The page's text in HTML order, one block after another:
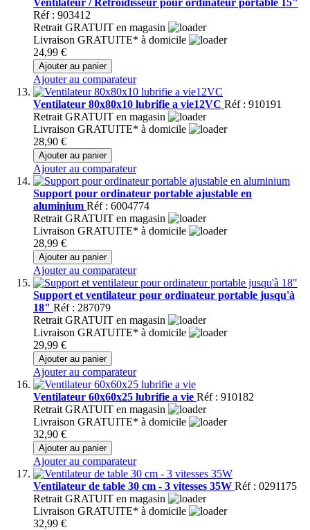
Réf : 903412
Retrait GRATUIT en magasin
Livraison GRATUITE* à domicile
24,99 €
Ajouter au panier
Ajouter au comparateur
Ventilateur 80x80x10 lubrifie a vie12VC Réf : 910191
Retrait GRATUIT en magasin
Livraison GRATUITE* à domicile
28,90 €
Ajouter au panier
Ajouter au comparateur
Support pour ordinateur portable ajustable en
aluminium Réf : 6004774
Retrait GRATUIT en magasin
Livraison GRATUITE* à domicile
28,99 €
Ajouter au panier
Ajouter au comparateur
Support et ventilateur pour ordinateur portable jusqu'à
18" Réf : 287079
Retrait GRATUIT en magasin
Livraison GRATUITE* à domicile
29,99 €
Ajouter au panier
Ajouter au comparateur
Ventilateur 60x60x25 lubrifie a vie Réf : 910182
Retrait GRATUIT en magasin
Livraison GRATUITE* à domicile
32,90 €
Ajouter au panier
Ajouter au comparateur
Ventilateur de table 30 cm - 3 vitesses 35W Réf : 0291175
Retrait GRATUIT en magasin
Livraison GRATUITE* à domicile
32,99 €